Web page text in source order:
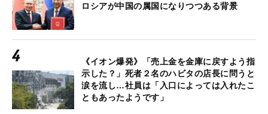
ロシアが中国の属国になりつつある背景
《イオン爆発》「売上金を金庫に戻すよう指
示した？」死者２名のハビタの店長に問うと
涙を流し…社員は「入口によっては入れたこ
ともあったようです」